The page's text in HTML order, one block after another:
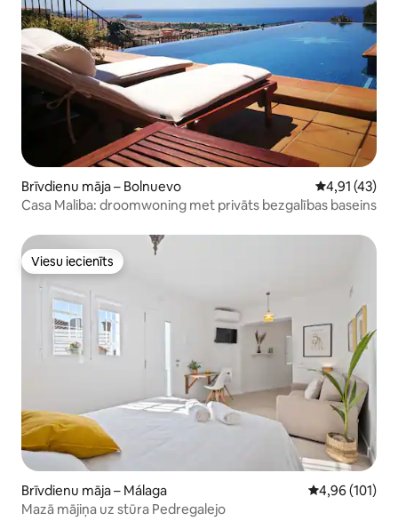
Brīvdienu māja – Bolnuevo Vidējais
4,91 (43)
Casa Maliba: droomwoning met privāts bezgalības baseins
Viesu iecienīts
Viesu iecienīts
Brīvdienu māja – Málaga Vidējais
4,96 (101)
Mazā mājiņa uz stūra Pedregalejo